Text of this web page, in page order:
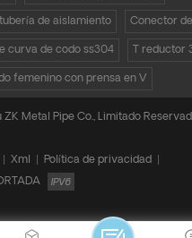
de aislamiento Conector
curva de codo ss304 T reductor
femenino con prensa en V
Metal Pipe Co., Limitado
Xml Política de privacidad